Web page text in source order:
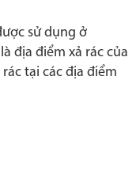
sử dụng ở
địa điểm xả rác của
tại các địa điểm